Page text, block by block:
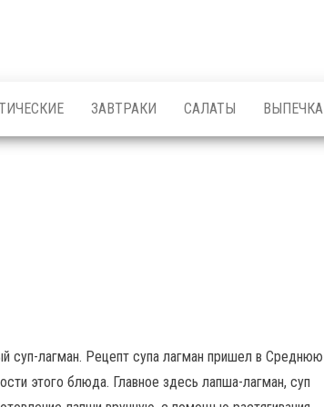
ЗАВТРАКИ САЛАТЫ ВЫПЕЧКА
суп-лагман. Рецепт супа лагман пришел в Среднюю
этого блюда. Главное здесь лапша-лагман, суп